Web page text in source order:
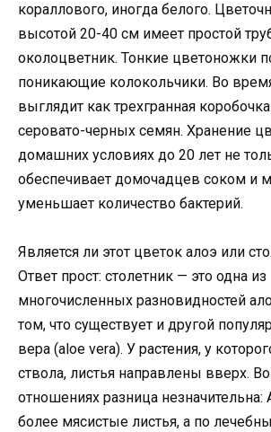
кораллового, иногда белого.
высотой 20-40 см имеет простой
околоцветник. Тонкие цветоножки
поникающие колокольчики. Во
выглядит как трехгранная
серовато-черных семян. Хранение
домашних условиях до 20 лет не
обеспечивает домочадцев соком и
уменьшает количество бактерий.
Является ли этот цветок алоэ или
Ответ прост: столетник — это одна из
многочисленных разновидностей
том, что существует и другой
вера (aloe vera). У растения, у
ствола, листья направлены вверх.
отношениях разница
более мясистые листья, а по